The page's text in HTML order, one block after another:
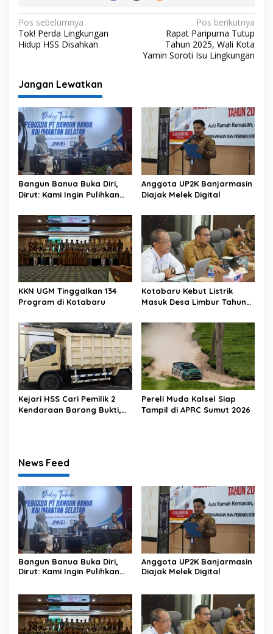
N
a
i
g
a
s
i
p
o
s
Pos sebelumnya
Tok! Perda Lingkungan
Hidup HSS Disahkan
Pos berikutnya
Rapat Paripurna Tutup
Tahun 2025, Wali Kota
Yamin Soroti Isu Lingkungan
Jangan Lewatkan
Bangun Banua Buka Diri,
Dirut: Kami Ingin Pulihkan
Anggota UP2K Banjarmasin
Diajak Melek Digital
KKN UGM Tinggalkan 134
Program di Kotabaru
Kotabaru Kebut Listrik
Masuk Desa Limbur Tahun
Kejari HSS Cari Pemilik 2
Kendaraan Barang Bukti,
Pereli Muda Kalsel Siap
Tampil di APRC Sumut 2026
News Feed
Bangun Banua Buka Diri,
Dirut: Kami Ingin Pulihkan
Anggota UP2K Banjarmasin
Diajak Melek Digital